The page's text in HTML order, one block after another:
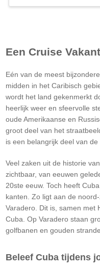
Een Cruise
Eén van de meest
midden in het Caribisch
wordt het land gekenmerkt
heerlijk weer en sfeervolle
oude Amerikaanse en
groot deel van het
is een belangrijk deel van de
Veel zaken uit de historie
zichtbaar, van eeuwen
20ste eeuw. Toch heeft
kanten. Zo ligt aan de
Varadero. Dit is, samen met
Cuba. Op Varadero staan
golfbanen en gouden
Beleef Cuba tijdens